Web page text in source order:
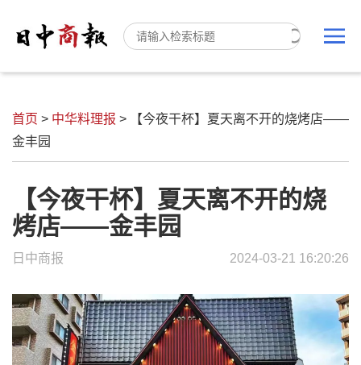
首页 > 中华料理报 >
【今夜干杯】夏天离不开的烧烤店——
金丰园
【今夜干杯】夏天离不开的烧
烤店——金丰园
日中商报 2024-03-21 16:20:26